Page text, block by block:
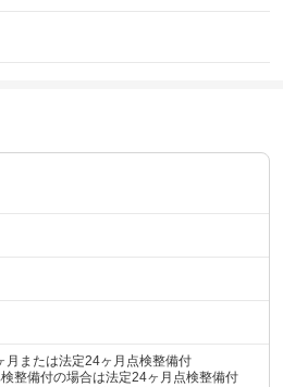
月または法定24ヶ月点検整備付
整備付の場合は法定24ヶ月点検整備付